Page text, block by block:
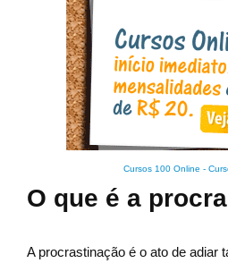
Cursos 100 Online -
O que é a
A procrastinação é o ato de adiar